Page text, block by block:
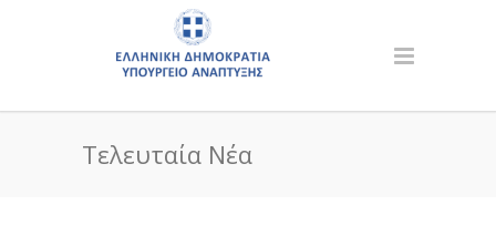
Τελευταία Νέα